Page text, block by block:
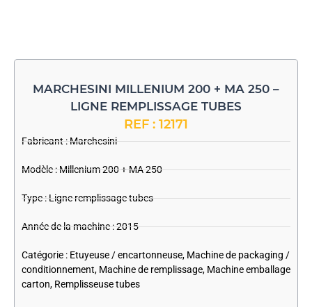
MARCHESINI MILLENIUM 200 + MA 250 –
LIGNE REMPLISSAGE TUBES
REF : 12171
Fabricant :Marchesini
Modèle : Millenium 200 + MA 250
Type : Ligne remplissage tubes
Année de la machine : 2015
Catégorie : Etuyeuse / encartonneuse, Machine de packaging /
conditionnement, Machine de remplissage, Machine emballage
carton, Remplisseuse tubes